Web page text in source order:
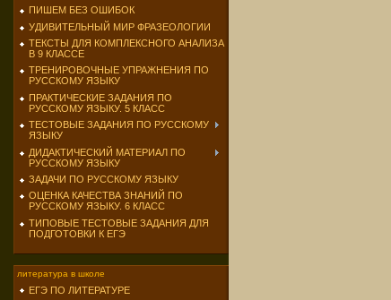
ПИШЕМ БЕЗ ОШИБОК
УДИВИТЕЛЬНЫЙ МИР ФРАЗЕОЛОГИИ
ТЕКСТЫ ДЛЯ КОМПЛЕКСНОГО АНАЛИЗА
В 9 КЛАССЕ
ТРЕНИРОВОЧНЫЕ УПРАЖНЕНИЯ ПО
РУССКОМУ ЯЗЫКУ
ПРАКТИЧЕСКИЕ ЗАДАНИЯ ПО
РУССКОМУ ЯЗЫКУ. 5 КЛАСС
ТЕСТОВЫЕ ЗАДАНИЯ ПО РУССКОМУ
ЯЗЫКУ
ДИДАКТИЧЕСКИЙ МАТЕРИАЛ ПО
РУССКОМУ ЯЗЫКУ
ЗАДАЧИ ПО РУССКОМУ ЯЗЫКУ
ОЦЕНКА КАЧЕСТВА ЗНАНИЙ ПО
РУССКОМУ ЯЗЫКУ. 6 КЛАСС
ТИПОВЫЕ ТЕСТОВЫЕ ЗАДАНИЯ ДЛЯ
ПОДГОТОВКИ К ЕГЭ
литература в школе
ЕГЭ ПО ЛИТЕРАТУРЕ